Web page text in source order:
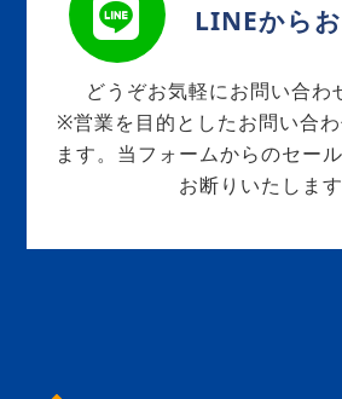
LINEから
どうぞお気軽にお問い合わ
※営業を目的としたお問い合
ます。当フォームからのセー
お断りいたします